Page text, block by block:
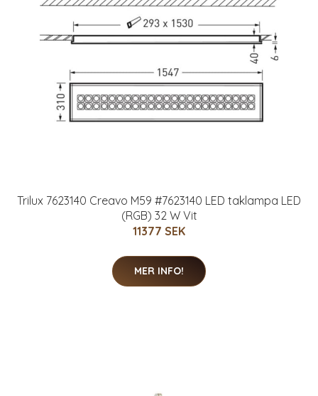
Trilux 7623140 Creavo M59 #7623140 LED taklampa LED
(RGB) 32 W Vit
11377 SEK
MER INFO!